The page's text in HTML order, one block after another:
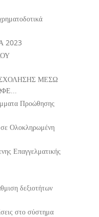
2023
ΜΕΣΩ
Προώθησης
Ολοκληρωμένη
Επαγγελματικής
δεξιοτήτων
στο σύστημα